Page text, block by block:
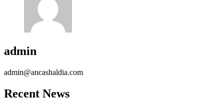
admin
admin@ancashaldia.com
Recent News